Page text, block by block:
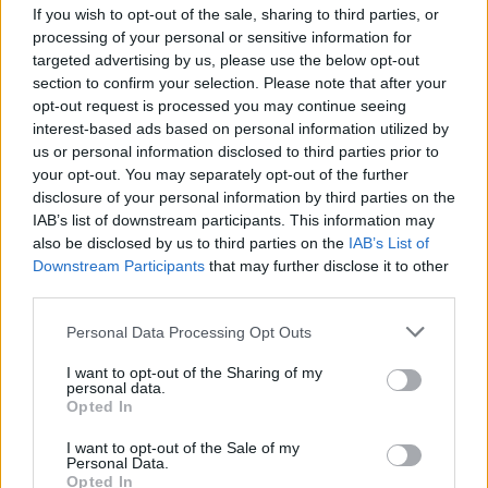
If you wish to opt-out of the sale, sharing to third parties, or
processing of your personal or sensitive information for
targeted advertising by us, please use the below opt-out
section to confirm your selection. Please note that after your
opt-out request is processed you may continue seeing
interest-based ads based on personal information utilized by
us or personal information disclosed to third parties prior to
your opt-out. You may separately opt-out of the further
disclosure of your personal information by third parties on the
IAB’s list of downstream participants. This information may
also be disclosed by us to third parties on the IAB’s List of
Downstream Participants that may further disclose it to other
Personal Data Processing Opt Outs
I want to opt-out of the Sharing of my
personal data.
Opted In
I want to opt-out of the Sale of my
Personal Data.
Opted In
Извиняваме се за отлагането и се надяваме, че ще
разберете нашето решение.
Благодарим за търпението и разбирането!
Вашият екип на Farmerama​
.TAINNA.харесва това.
mushnu4ka
Team Farmerama BG
Уважаеми фермери,
С дълбоко съжаление ви съобщаваме, че трябва да
отложим тазгодишния празник на реколтата (отново).
отложим пускането му за януари 2022 г. Има